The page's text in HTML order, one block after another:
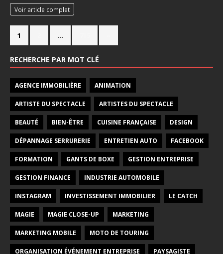
Voir article complet
1 …
RECHERCHE PAR MOT CLÉ
AGENCE IMMOBILIÈRE ANIMATION
ARTISTE DU SPECTACLE ARTISTES DU SPECTACLE
BEAUTÉ BIEN-ÊTRE CUISINE FRANÇAISE DESIGN
DÉPANNAGE SERRURERIE ENTRETIEN AUTO FACEBOOK
FORMATION GANTS DE BOXE GESTION ENTREPRISE
GESTION FINANCE INDUSTRIE AUTOMOBILE
INSTAGRAM INVESTISSEMENT IMMOBILIER LE CATCH
MAGIE MAGIE CLOSE-UP MARKETING
MARKETING MOBILE MOTO DE TOURING
ORGANISATION ÉVÉNEMENT ENTREPRISE PAYSAGISTE